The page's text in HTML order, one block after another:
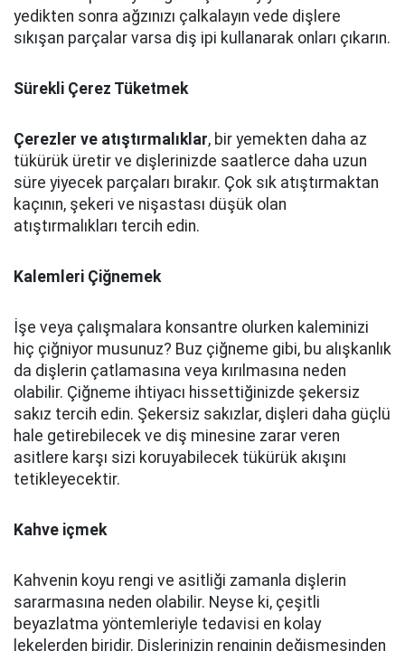
yedikten sonra ağzınızı çalkalayın vede dişlere
sıkışan parçalar varsa diş ipi kullanarak onları çıkarın.
Sürekli Çerez Tüketmek
Çerezler ve atıştırmalıklar, bir yemekten daha az
tükürük üretir ve dişlerinizde saatlerce daha uzun
süre yiyecek parçaları bırakır. Çok sık atıştırmaktan
kaçının, şekeri ve nişastası düşük olan
atıştırmalıkları tercih edin.
Kalemleri Çiğnemek
İşe veya çalışmalara konsantre olurken kaleminizi
hiç çiğniyor musunuz? Buz çiğneme gibi, bu alışkanlık
da dişlerin çatlamasına veya kırılmasına neden
olabilir. Çiğneme ihtiyacı hissettiğinizde şekersiz
sakız tercih edin. Şekersiz sakızlar, dişleri daha güçlü
hale getirebilecek ve diş minesine zarar veren
asitlere karşı sizi koruyabilecek tükürük akışını
tetikleyecektir.
Kahve içmek
Kahvenin koyu rengi ve asitliği zamanla dişlerin
sararmasına neden olabilir. Neyse ki, çeşitli
beyazlatma yöntemleriyle tedavisi en kolay
lekelerden biridir. Dişlerinizin renginin değişmesinden